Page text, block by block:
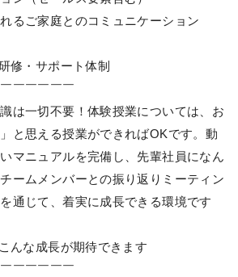
るご家庭とのコミュニケーション
修・サポート体制
￣￣￣￣￣
は一切不要！体験授業については、お
と思える授業ができればOKです。動
マニュアルを完備し、先輩社員になん
ームメンバーとの振り返りミーティン
通じて、着実に成長できる環境です
んな成長が期待できます
￣￣￣￣￣